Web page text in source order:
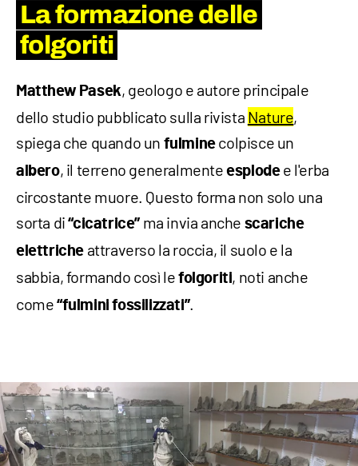
La formazione delle
folgoriti
Matthew Pasek, geologo e autore principale
dello studio pubblicato sulla rivista Nature,
spiega che quando un fulminecolpisce un
albero, il terreno generalmenteesplodee l'erba
circostante muore. Questo forma non solo una
sorta di“cicatrice” ma invia anche scariche
elettriche attraverso la roccia, il suolo e la
sabbia, formando così lefolgoriti, noti anche
come “fulmini fossilizzati”.